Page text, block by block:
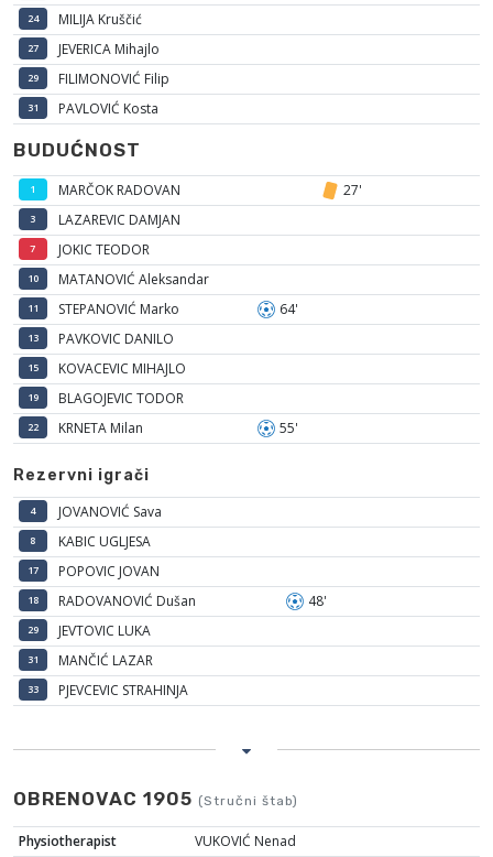
24 MILIJA Kruščić
27 JEVERICA Mihajlo
29 FILIMONOVIĆ Filip
31 PAVLOVIĆ Kosta
BUDUĆNOST
1 MARČOK RADOVAN 27'
3 LAZAREVIC DAMJAN
7 JOKIC TEODOR
10 MATANOVIĆ Aleksandar
11 STEPANOVIĆ Marko 64'
13 PAVKOVIC DANILO
15 KOVACEVIC MIHAJLO
19 BLAGOJEVIC TODOR
22 KRNETA Milan 55'
Rezervni igrači
4 JOVANOVIĆ Sava
8 KABIC UGLJESA
17 POPOVIC JOVAN
18 RADOVANOVIĆ Dušan 48'
29 JEVTOVIC LUKA
31 MANČIĆ LAZAR
33 PJEVCEVIC STRAHINJA
OBRENOVAC 1905 (Stručni štab)
Physiotherapist VUKOVIĆ Nenad